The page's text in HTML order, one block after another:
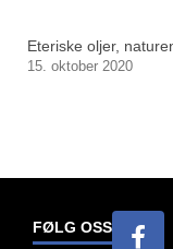
Eteriske oljer,
15. oktober 2020
FØLG OSS